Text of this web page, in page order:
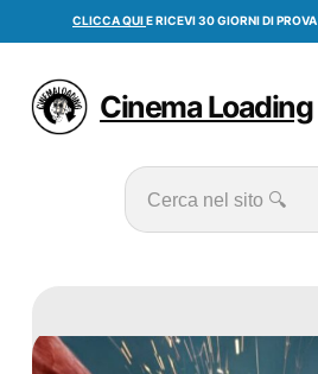
CLICCA QUIE RICEVI 30 GIORNI DI
Cinema Loading
Cerca